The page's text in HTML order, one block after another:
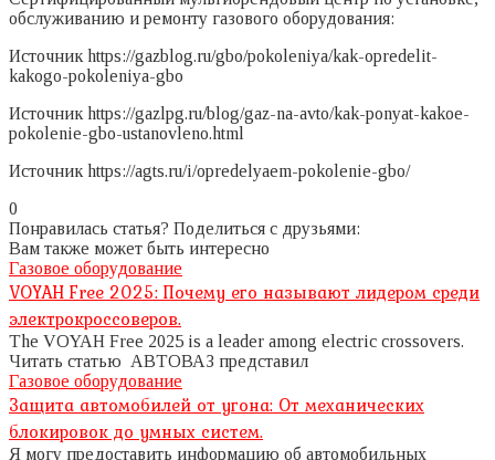
обслуживанию и ремонту газового оборудования:
Источник https://gazblog.ru/gbo/pokoleniya/kak-opredelit-
kakogo-pokoleniya-gbo
Источник https://gazlpg.ru/blog/gaz-na-avto/kak-ponyat-kakoe-
pokolenie-gbo-ustanovleno.html
Источник https://agts.ru/i/opredelyaem-pokolenie-gbo/
0
Понравилась статья? Поделиться с друзьями:
Вам также может быть интересно
Газовое оборудование
VOYAH Free 2025: Почему его называют лидером среди
электрокроссоверов.
The VOYAH Free 2025 is a leader among electric crossovers.
Читать статью АВТОВАЗ представил
Газовое оборудование
Защита автомобилей от угона: От механических
блокировок до умных систем.
Я могу предоставить информацию об автомобильных